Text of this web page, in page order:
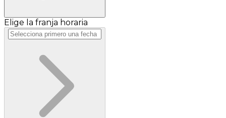
Elige la franja horaria